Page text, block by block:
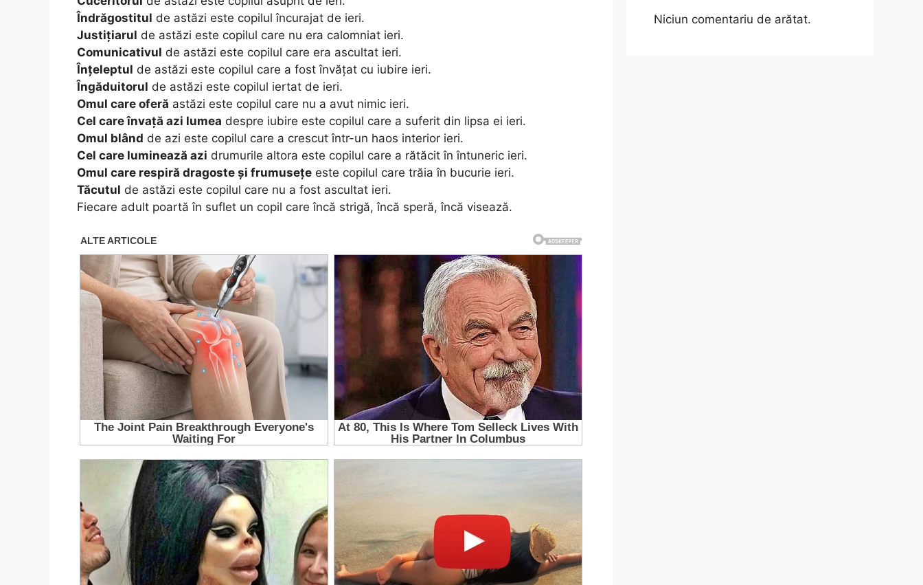
Îndrăgostitul de astăzi este copilul încurajat de ieri.
Justițiarul de astăzi este copilul care nu era calomniat ieri.
Comunicativul de astăzi este copilul care era ascultat ieri.
Înțeleptul de astăzi este copilul care a fost învățat cu iubire ieri.
Îngăduitorul de astăzi este copilul iertat de ieri.
Omul care oferă astăzi este copilul care nu a avut nimic ieri.
Cel care învață azi lumea despre iubire este copilul care a suferit din lipsa ei ieri.
Omul blând de azi este copilul care a crescut într-un haos interior ieri.
Cel care luminează azi drumurile altora este copilul care a rătăcit în întuneric ieri.
Omul care respiră dragoste și frumusețe este copilul care trăia în bucurie ieri.
Tăcutul de astăzi este copilul care nu a fost ascultat ieri.
Fiecare adult poartă în suflet un copil care încă strigă, încă speră, încă visează.
Niciun comentariu de arătat.